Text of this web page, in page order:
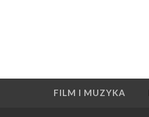
FILM I MUZYKA